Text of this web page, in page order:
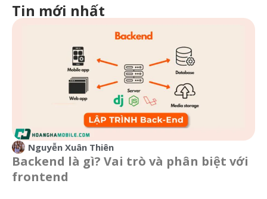
Tin mới nhất
Nguyễn Xuân Thiên
Backend là gì? Vai trò và phân biệt với
frontend